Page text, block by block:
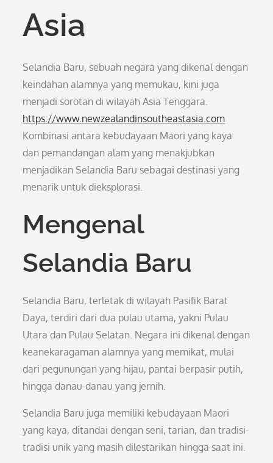
Asia
Selandia Baru, sebuah negara yang dikenal dengan
keindahan alamnya yang memukau, kini juga
menjadi sorotan di wilayah Asia Tenggara.
https://www.newzealandinsoutheastasia.com
Kombinasi antara kebudayaan Maori yang kaya
dan pemandangan alam yang menakjubkan
menjadikan Selandia Baru sebagai destinasi yang
menarik untuk dieksplorasi.
Mengenal
Selandia Baru
Selandia Baru, terletak di wilayah Pasifik Barat
Daya, terdiri dari dua pulau utama, yakni Pulau
Utara dan Pulau Selatan. Negara ini dikenal dengan
keanekaragaman alamnya yang memikat, mulai
dari pegunungan yang hijau, pantai berpasir putih,
hingga danau-danau yang jernih.
Selandia Baru juga memiliki kebudayaan Maori
yang kaya, ditandai dengan seni, tarian, dan tradisi-
tradisi unik yang masih dilestarikan hingga saat ini.